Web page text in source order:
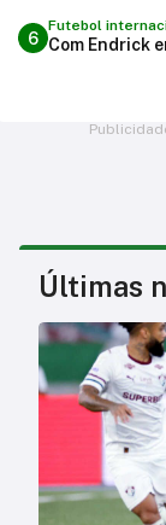
6
Futebol
Com Endrick
Últimas